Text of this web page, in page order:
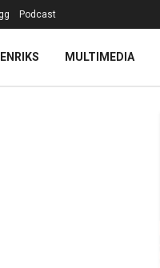
Podcast
MULTIMEDIA